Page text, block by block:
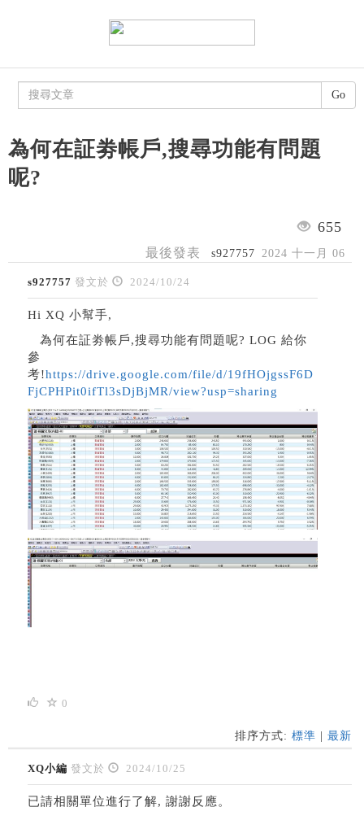
為何在証劵帳戶,搜尋功能有問題
呢?
655
最後發表 s927757 2024 十一月 06
s927757 發文於 2024/10/24
Hi XQ 小幫手,
為何在証劵帳戶,搜尋功能有問題呢? LOG 給你
參
考!https://drive.google.com/file/d/19fHOjgssF6D
FjCPHPit0ifTl3sDjBjMR/view?usp=sharing
0
排序方式: 標準 最新
XQ小編 發文於 2024/10/25
已請相關單位進行了解, 謝謝反應。
Go